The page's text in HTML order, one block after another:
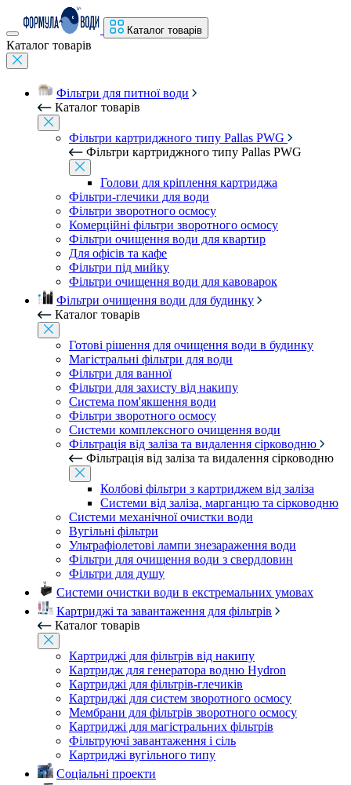
Каталог товарів
Каталог товарів
Фільтри для питної води
Каталог товарів
Фільтри картриджного типу Pallas PWG
Фільтри картриджного типу Pallas PWG
Голови для кріплення картриджа
Фільтри-глечики для води
Фільтри зворотного осмосу
Комерційні фільтри зворотного осмосу
Фільтри очищення води для квартир
Для офісів та кафе
Фільтри під мийку
Фільтри очищення води для кавоварок
Фільтри очищення води для будинку
Каталог товарів
Готові рішення для очищення води в будинку
Магістральні фільтри для води
Фільтри для ванної
Фільтри для захисту від накипу
Система пом'якшення води
Фільтри зворотного осмосу
Системи комплексного очищення води
Фільтрація від заліза та видалення сірководню
Фільтрація від заліза та видалення сірководню
Колбові фільтри з картриджем від заліза
Системи від заліза, марганцю та сірководню
Системи механічної очистки води
Вугільні фільтри
Ультрафіолетові лампи знезараження води
Фільтри для очищення води з свердловин
Фільтри для душу
Системи очистки води в екстремальних умовах
Картриджі та завантаження для фільтрів
Каталог товарів
Картриджі для фільтрів від накипу
Картридж для генератора водню Hydron
Картриджі для фільтрів-глечиків
Картриджі для систем зворотного осмосу
Мембрани для фільтрів зворотного осмосу
Картриджі для магістральних фільтрів
Фільтруючі завантаження і сіль
Картриджі вугільного типу
Соціальні проекти